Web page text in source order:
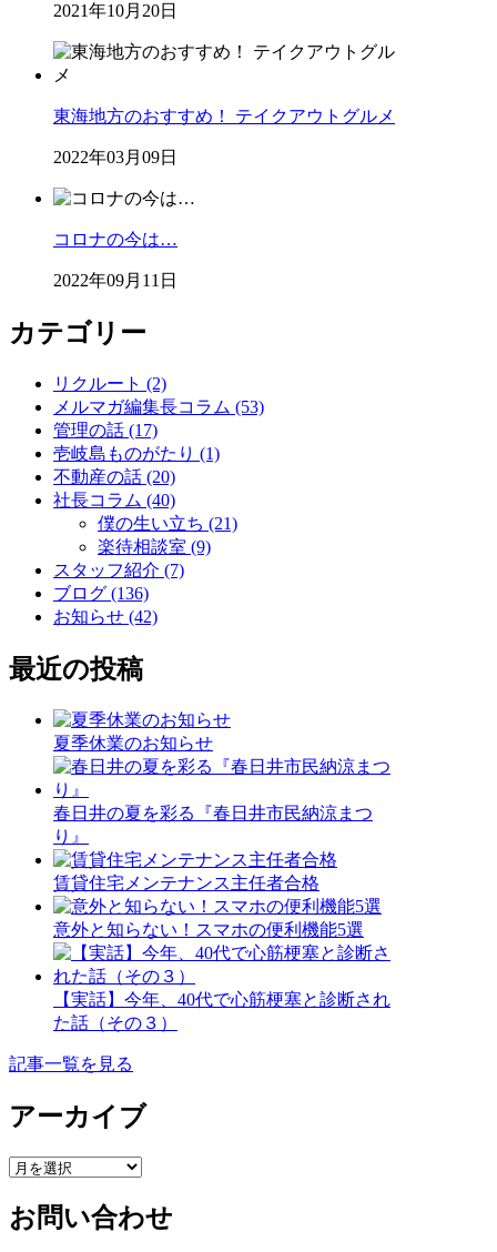
2021年10月20日
東海地方のおすすめ！ テイクアウトグルメ
2022年03月09日
コロナの今は…
2022年09月11日
カテゴリー
リクルート (2)
メルマガ編集長コラム (53)
管理の話 (17)
壱岐島ものがたり (1)
不動産の話 (20)
社長コラム (40)
僕の生い立ち (21)
楽待相談室 (9)
スタッフ紹介 (7)
ブログ (136)
お知らせ (42)
最近の投稿
夏季休業のお知らせ
春日井の夏を彩る『春日井市民納涼まつ
り』
賃貸住宅メンテナンス主任者合格
意外と知らない！スマホの便利機能5選
【実話】今年、40代で心筋梗塞と診断され
た話（その３）
記事一覧を見る
アーカイブ
ア
カ
イ
お問い合わせ